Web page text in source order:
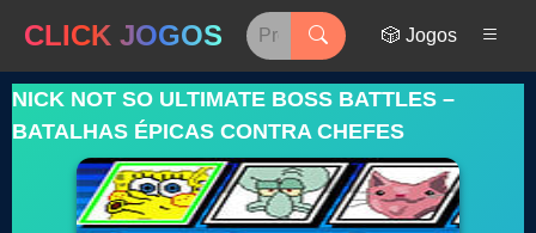
CLICK JOGOS 🎲 Jogos
NICK NOT SO ULTIMATE BOSS BATTLES –
BATALHAS ÉPICAS CONTRA CHEFES